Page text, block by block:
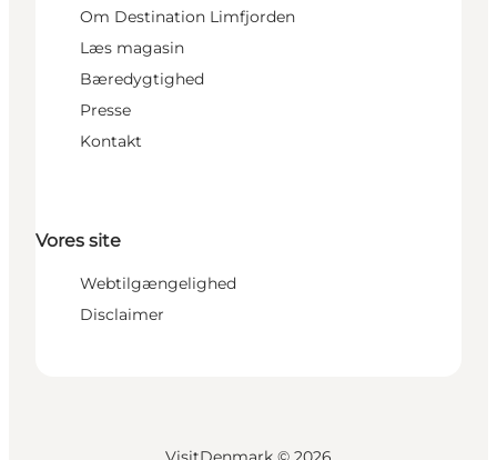
Om Destination Limfjorden
Læs magasin
Bæredygtighed
Presse
Kontakt
Vores site
Webtilgængelighed
Disclaimer